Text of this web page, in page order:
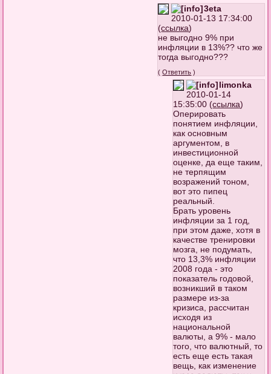
3eta
2010-01-13 17:34:00
(ссылка)
не выгодно 9% при
инфляции в 13%?? что же
тогда выгодно???
(Ответить )
limonka
2010-01-14
15:35:00 (ссылка)
Оперировать
понятием инфляции,
как основным
аргументом, в
инвестиционной
оценке, да еще таким,
не терпящим
возражений тоном,
вот это пипец
реальный.
Брать уровень
инфляции за 1 год,
при этом даже, хотя в
качестве тренировки
мозга, не подумать,
что 13,3% инфляции
2008 года - это
показатель годовой,
возникший в таком
размере из-за
кризиса, рассчитан
исходя из
национальной
валюты, а 9% - мало
того, что валютный, то
есть еще есть такая
вещь, как изменение